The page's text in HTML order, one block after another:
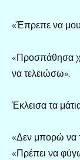
«Έπρεπε να μου
«Προσπάθησα
να τελειώσω».
Έκλεισα τα
«Δεν μπορώ να
«Πρέπει να